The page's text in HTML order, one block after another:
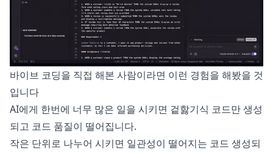
바이브 코딩을 직접 해본 사람이라면 이런 경험을 해봤을 것
입니다
AI에게 한번에 너무 많은 일을 시키면 겉핧기식 코드만 생성
되고 코드 품질이 떨어집니다.
작은 단위로 나누어 시키면 일관성이 떨어지는 코드 생성되